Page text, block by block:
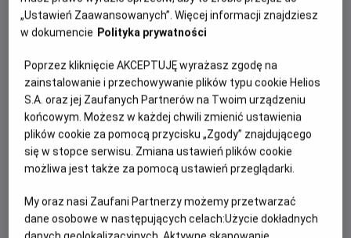
REŻYSERIA
Josephine Bornebusch
SCENARIUSZ
Henrik Engström, Mattias
OBSADA
Ester Vuori , Frank Dorsin, Johan Rheborg
OPIS FILMU
Pierwsze zlecenie dla Detektywistycznego Biura Lassego i
Mai! Przed rozpoczęciem ważnego konkursu, w szkole w
Valleby, znika cenna nagroda. Czy dzieciom uda się ją
odnaleźć?
Bohaterowie popularnej serii filmów otrzymują pierwsze
poważne zlecenie. Konkurs Hammarabi ma szansę stać się
starożytna księga, w której spisano zasady rozwiązywania
sporów. Tuż przed rozpoczęciem konkursu książka znika w
„Ustawień Zaawansowanych”. Więcej informacji znajdziesz
w dokumencie Polityka prywatności
Poprzez kliknięcie AKCEPTUJĘ wyrażasz zgodę na
zainstalowanie i przechowywanie plików typu cookie Helios
S.A. oraz jej Zaufanych Partnerów na Twoim urządzeniu
końcowym. Możesz w każdej chwili zmienić ustawienia
plików cookie za pomocą przycisku „Zgody” znajdującego
się w stopce serwisu. Zmiana ustawień plików cookie
możliwa jest także za pomocą ustawień przeglądarki.
My oraz nasi Zaufani Partnerzy możemy przetwarzać
dane osobowe w następujących celach:Użycie dokładnych